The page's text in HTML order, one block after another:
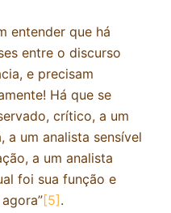
entender que há
entre o discurso
e precisam
Há que se
crítico, a um
a um analista sensível
a um analista
foi sua função e
[5] .